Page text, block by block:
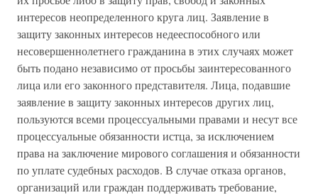
интересов неопределенного круга лиц. Заявление в
защиту законных интересов недееспособного или
несовершеннолетнего гражданина в этих случаях может
быть подано независимо от просьбы заинтересованного
лица или его законного представителя. Лица, подавшие
заявление в защиту законных интересов других лиц,
пользуются всеми процессуальными правами и несут все
процессуальные обязанности истца, за исключением
права на заключение мирового соглашения и обязанности
по уплате судебных расходов. В случае отказа органов,
организаций или граждан поддерживать требование,